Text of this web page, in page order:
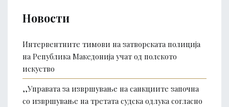
Новости
Интервентните тимови на затворската полиција
на Република Македонија учат од полското
искуство
,,Управата за извршување на санкциите започна
со извршување на третата судска одлука согласно